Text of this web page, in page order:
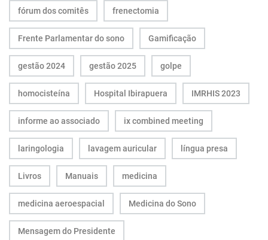
fórum dos comitês frenectomia
Frente Parlamentar do sono Gamificação
gestão 2024 gestão 2025 golpe
homocisteína Hospital Ibirapuera IMRHIS 2023
informe ao associado ix combined meeting
laringologia lavagem auricular língua presa
Livros Manuais medicina
medicina aeroespacial Medicina do Sono
Mensagem do Presidente